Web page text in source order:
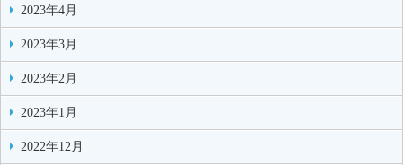
2023年4月
2023年3月
2023年2月
2023年1月
2022年12月